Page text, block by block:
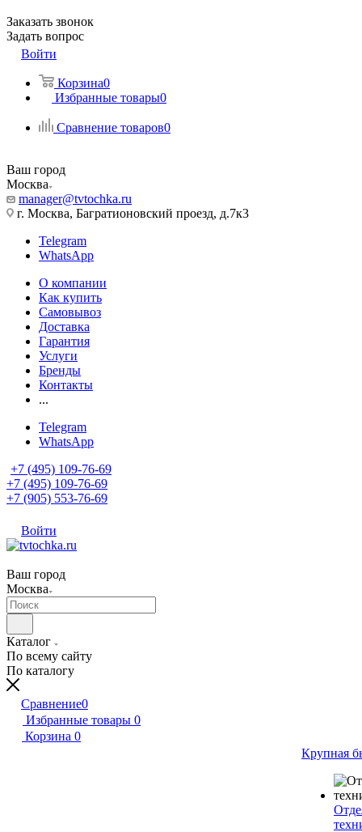
Заказать звонок
Задать вопрос
Войти
Корзина0
Избранные товары0
Сравнение товаров0
Ваш город
Москва
manager@tvtochka.ru
г. Москва, Багратионовский проезд, д.7к3
Telegram
WhatsApp
О компании
Как купить
Самовывоз
Доставка
Гарантия
Услуги
Бренды
Контакты
...
Telegram
WhatsApp
+7 (495) 109-76-69
+7 (495) 109-76-69
+7 (905) 553-76-69
Войти
Ваш город
Москва
Каталог
По всему сайту
По каталогу
Сравнение0
Избранные товары 0
Корзина 0
Крупная